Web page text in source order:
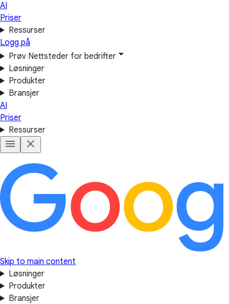
AI
Priser
Ressurser
Logg på
Prøv Nettsteder for bedrifter
Løsninger
Produkter
Bransjer
AI
Priser
Ressurser
Skip to main content
Løsninger
Produkter
Bransjer